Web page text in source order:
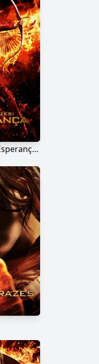
Jogos Vorazes: A Esperança - O Final